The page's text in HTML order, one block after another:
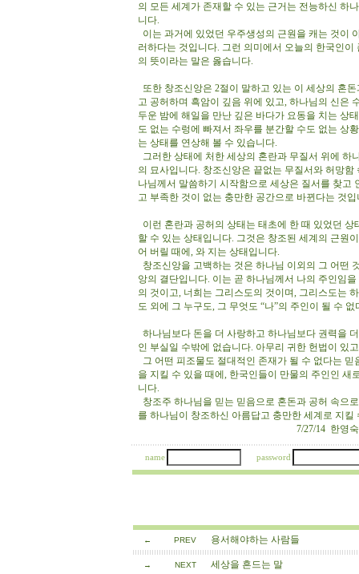
의 모든 세계가 존재할 수 있는 근거는 전능하신 하
니다.
이는 과거에 있었던 우주생성의 근원을 캐는 것이
러하다는 것입니다. 그런 의미에서 오늘의 한국인
의 뜻이라는 말은 옳습니다.
또한 창조신앙은 2절이 말하고 있는 이 세상의 혼
고 공허하며 흑암이 깊음 위에 있고, 하나님의 신은
두운 밤에 해일을 만난 깊은 바다가 요동을 치는 상
도 없는 수렁에 빠져서 좌우를 분간할 수도 없는 상
는 상태를 연상해 볼 수 있습니다.
그러한 상태에 처한 세상의 혼란과 무질서 위에 하
의 묘사입니다. 창조신앙은 끝없는 무질서와 허망
나님께서 말씀하기 시작함으로 세상은 질서를 찾고
고 부족한 것이 없는 충만한 공간으로 바뀐다는 것
이런 혼란과 공허의 상태는 태초에 한 때 있었던
할 수 있는 상태입니다. 그것은 창조된 세계의 근원
어 버릴 때에, 와 지는 상태입니다.
창조신앙을 고백하는 것은 하나님 이외의 그 어떤
앙의 결단입니다. 이는 곧 하나님께서 나의 주인임
의 것이고, 너희는 그리스도의 것이며, 그리스도는
도 외에 그 누구도, 그 무엇도 “나”의 주인이 될 수
하나님보다 돈을 더 사랑하고 하나님보다 권력을
인 부실일 수밖에 없습니다. 아무리 귀한 헌법이
그 어떤 피조물도 절대적인 존재가 될 수 없다는
을 지킬 수 있을 때에, 한국인들이 만물의 주인인
니다.
창조주 하나님을 믿는 믿음으로 혼돈과 공허 속으
를 하나님이 창조하신 아름답고 충만한 세계로 지
7/27/14 한영숙 목
name password
← PREV 용서해야하는 사람들
→ NEXT 세상을 흔드는 말